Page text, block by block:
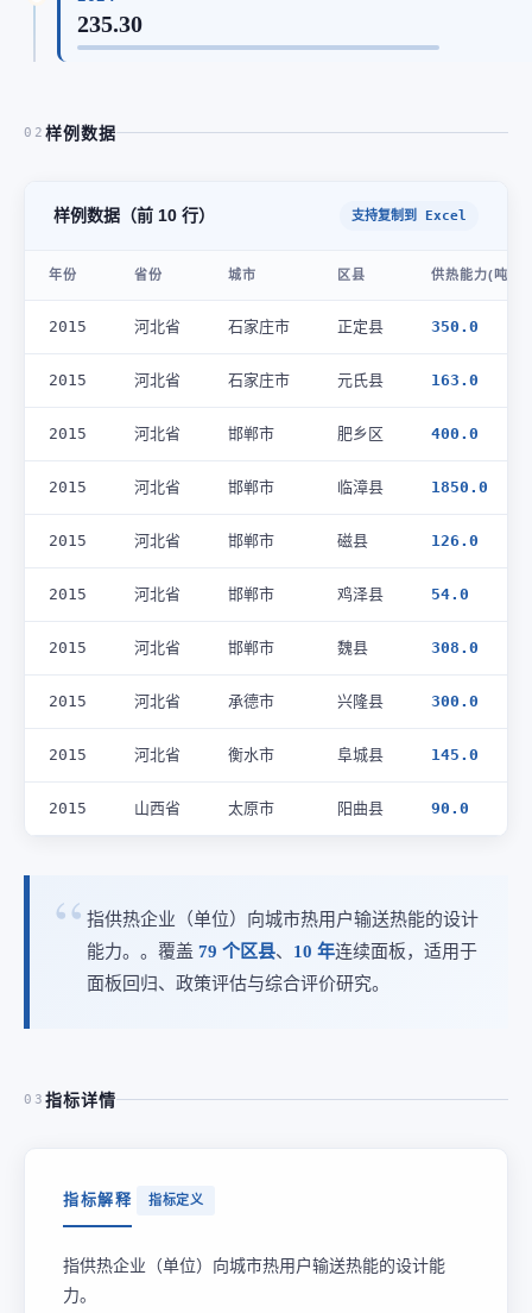
235.30
02 样例数据
样例数据（前 10 行） 支持复制到 Excel
年份 省份 城市 区县 供热能力(吨/小
2015 河北省 石家庄市 正定县 350.0
2015 河北省 石家庄市 元氏县 163.0
2015 河北省 邯郸市 肥乡区 400.0
2015 河北省 邯郸市 临漳县 1850.0
2015 河北省 邯郸市 磁县 126.0
2015 河北省 邯郸市 鸡泽县 54.0
2015 河北省 邯郸市 魏县 308.0
2015 河北省 承德市 兴隆县 300.0
2015 河北省 衡水市 阜城县 145.0
2015 山西省 太原市 阳曲县 90.0
指供热企业（单位）向城市热用户输送热能的设计
能力。。覆盖 79 个区县、 10 年连续面板，适用于
面板回归、政策评估与综合评价研究。
03 指标详情
指标解释 指标定义
指供热企业（单位）向城市热用户输送热能的设计能
力。